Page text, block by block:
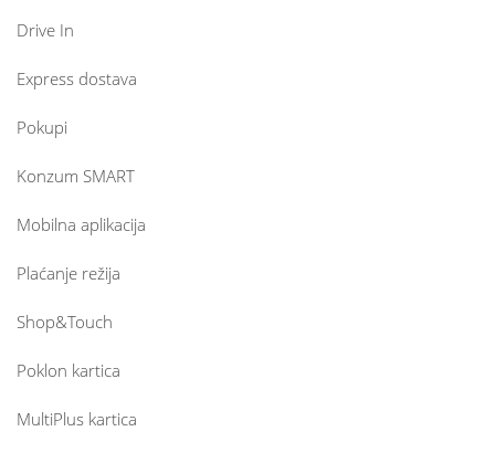
Drive In
Express dostava
Pokupi
Konzum SMART
Mobilna aplikacija
Plaćanje režija
Shop&Touch
Poklon kartica
MultiPlus kartica